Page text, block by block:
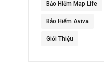
Bảo Hiểm Map Life
Bảo Hiểm Aviva
Giới Thiệu